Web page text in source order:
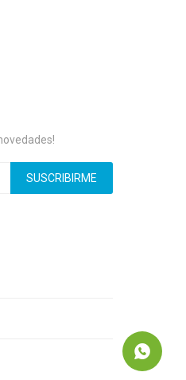
SUSCRIBIRME